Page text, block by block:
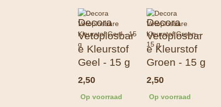
Decora
Vetoplosbar
e Kleurstof
Geel - 15 g
2,50
Op voorraad
Decora
Vetoplosbar
e Kleurstof
Groen - 15 g
2,50
Op voorraad